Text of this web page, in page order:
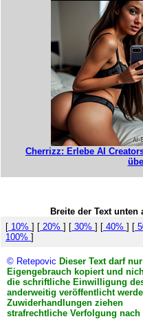
Cherrizz: Erlebe AI
Breite der Text unten
[ 10% ] [ 20% ] [ 30% ] [ 40% ] [
100% ]
© Retepovic Dieser Text darf
Eigengebrauch kopiert und
die schriftliche Einwilligung
anderweitig veröffentlicht
Zuwiderhandlungen ziehen
strafrechtliche Verfolgung nach